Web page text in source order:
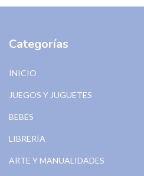
Categorías
INICIO
JUEGOS Y JUGUETES
BEBÉS
LIBRERÍA
ARTE Y MANUALIDADES